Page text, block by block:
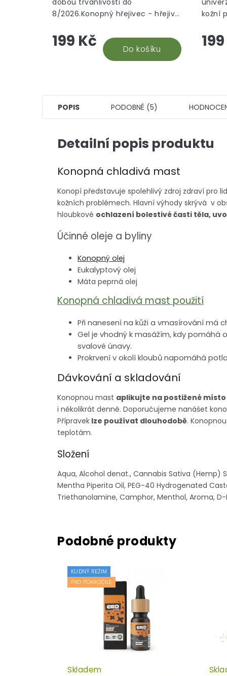
hvězdiček.
199 Kč Do košíku
dobou trvanlivosti do
8/2026.Konopný hřejivec - hřejivé
pomocník při bolesti svalů a
kloubů s konopným...
kožní
POPIS PODOBNÉ (5)
Detailní popis produktu
Konopná chladivá mast
Konopí představuje spolehlivý zdroj zdraví pro
kožních problémech. Hlavní výhody skrývá v
hloubkové ochlazení bolestivé časti těla,
Účinné oleje a byliny
Konopný olej
Eukalyptový olej
Máta peprná olej
Konopná chladivá mast použití
Při nanesení na kůži a vmasírování má
Gel je vhodný k masážím, kdy pomáhá
svalové únavy.
Prokrvení v okolí kloubů napomáhá
Dávkování a skladování
Konopnou mast aplikujte na postižené
i několikrát denně. Doporučujeme nanášet
Přípravek lze používat dlouhodobě.
teplotám.
Složení
Aqua, Alcohol denat., Cannabis Sativa (Hemp)
Mentha Piperita Oil, PEG-40 Hydrogenated
Triethanolamine, Camphor, Menthol, Aroma, D-
KLIDNÝ REŽIM
PRO POKROČILÉ
Skladem